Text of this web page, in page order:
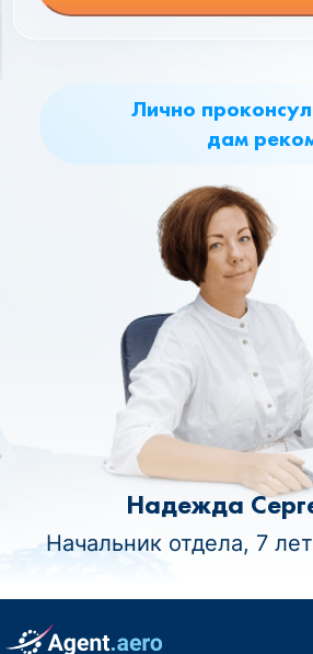
Лично
дам
Надежда
Начальник отдела, 7